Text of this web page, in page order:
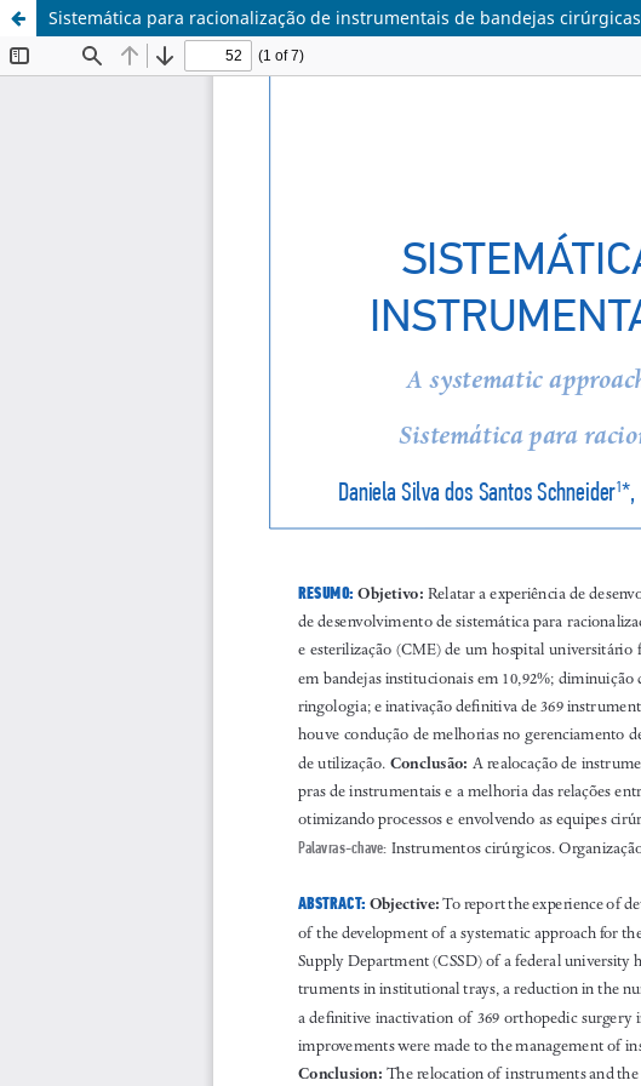
Sistemática para racionalização de instrumentais de bandejas cirúrgicas